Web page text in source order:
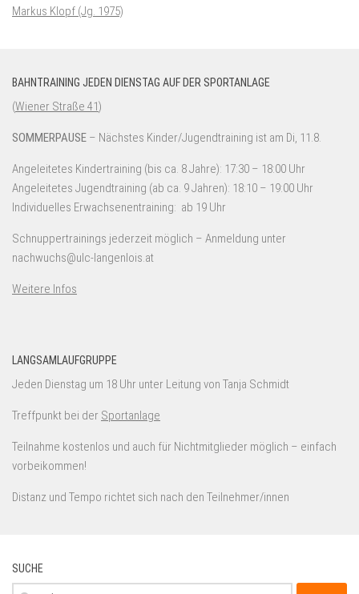
Markus Klopf (Jg. 1975)
BAHNTRAINING JEDEN DIENSTAG AUF DER SPORTANLAGE
(Wiener Straße 41)
SOMMERPAUSE – Nächstes Kinder/Jugendtraining ist am Di, 11.8.
Angeleitetes Kindertraining (bis ca. 8 Jahre): 17:30 – 18:00 Uhr
Angeleitetes Jugendtraining (ab ca. 9 Jahren): 18:10 – 19:00 Uhr
Individuelles Erwachsenentraining: ab 19 Uhr
Schnuppertrainings jederzeit möglich – Anmeldung unter
nachwuchs@ulc-langenlois.at
Weitere Infos
LANGSAMLAUFGRUPPE
Jeden Dienstag um 18 Uhr unter Leitung von Tanja Schmidt
Treffpunkt bei der Sportanlage
Teilnahme kostenlos und auch für Nichtmitglieder möglich – einfach
vorbeikommen!
Distanz und Tempo richtet sich nach den Teilnehmer/innen
SUCHE